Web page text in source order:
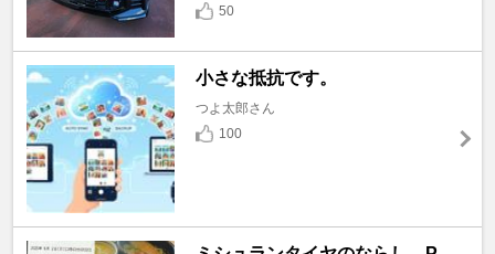
50
小さな抵抗です。
つよ太郎さん
100